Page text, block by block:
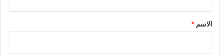
*الاسم*